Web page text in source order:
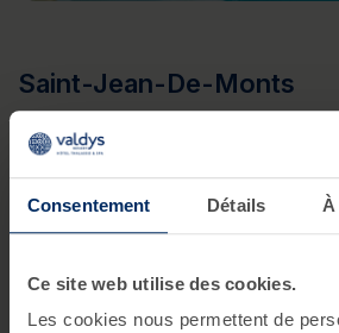
Consentement Détails
Ce site web utilise des cookies.
Les cookies nous permettent de
Saint-Jean-De-Monts